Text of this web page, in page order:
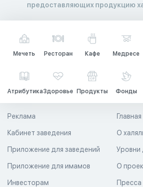
предоставляющих продукцию
Мечеть Ресторан Кафе Медресе
АтрибутикаЗдоровье Продукты Фонды
Главная
О
Уровни
Реклама
Кабинет заведения
Приложение для заведений
Приложение для имамов О
Пресса
Инвесторам